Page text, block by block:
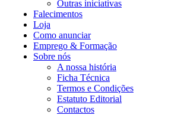
Outras iniciativas
Falecimentos
Loja
Como anunciar
Emprego & Formação
Sobre nós
A nossa história
Ficha Técnica
Termos e Condições
Estatuto Editorial
Contactos